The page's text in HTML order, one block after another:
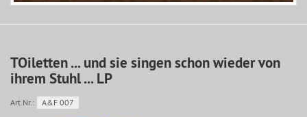
TOiletten ... und sie singen schon wieder von
ihrem Stuhl ... LP
Art.Nr.: A&F 007